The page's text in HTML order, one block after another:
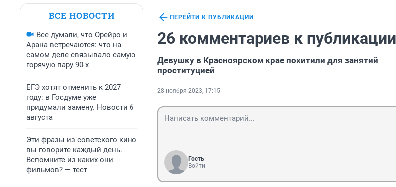
ВСЕ НОВОСТИ
Все думали, что Орейро и
Арана встречаются: что на
самом деле связывало самую
горячую пару 90-х
ЕГЭ хотят отменить к 2027
году: в Госдуме уже
придумали замену. Новости 6
августа
Эти фразы из советского кино
вы говорите каждый день.
Вспомните из каких они
фильмов? — тест
ПЕРЕЙТИ К ПУБЛИКАЦИИ
26 комментариев к публикации
Девушку в Красноярском крае похитили для занятий
проституцией
28 ноября 2023, 17:15
Гость
Войти